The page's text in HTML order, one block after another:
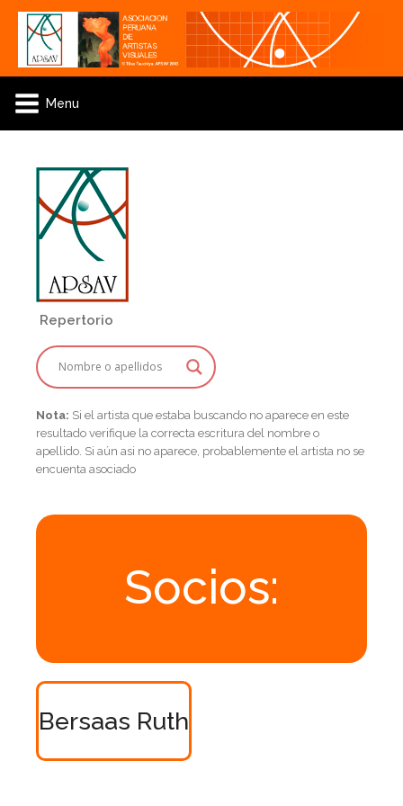
Menu
Repertorio
Nota: Si el artista que estaba buscando no aparece en este
resultado verifique la correcta escritura del nombre o
apellido. Si aún asi no aparece, probablemente el artista no se
encuenta asociado
Socios:
Bersaas Ruth